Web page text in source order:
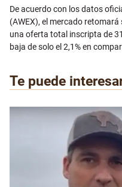
De acuerdo con los datos
(AWEX), el mercado
una oferta total inscripta de
baja de solo el 2,1% en
Te puede